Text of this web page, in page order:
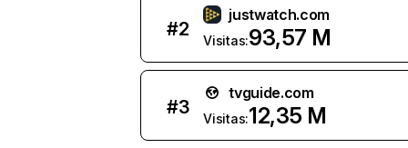
#2
justwatch.com
Visitas:93,57 M
#3
tvguide.com
Visitas:12,35 M